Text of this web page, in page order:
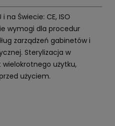
na Świecie: CE, ISO
wymogi dla procedur
zarządzeń gabinetów i
Sterylizacja w
wielokrotnego użytku,
użyciem.